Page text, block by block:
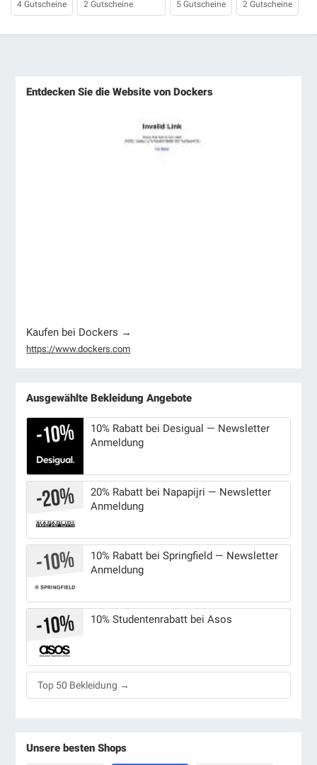
4 Gutscheine 2 Gutscheine 5 Gutscheine 2 Gutscheine
Entdecken Sie die Website von Dockers
Kaufen bei Dockers →
https://www.dockers.com
Ausgewählte Bekleidung Angebote
10% Rabatt bei Desigual — Newsletter
Anmeldung
20% Rabatt bei Napapijri — Newsletter
Anmeldung
10% Rabatt bei Springfield — Newsletter
Anmeldung
10% Studentenrabatt bei Asos
Top 50 Bekleidung →
Unsere besten Shops